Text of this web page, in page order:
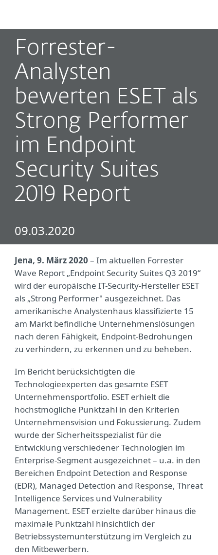
Forrester-
Analysten
bewerten ESET als
Strong Performer
im Endpoint
Security Suites
2019 Report
09.03.2020
Jena, 9. März 2020 – Im aktuellen Forrester
Wave Report „Endpoint Security Suites Q3 2019“
wird der europäische IT-Security-Hersteller ESET
als „Strong Performer" ausgezeichnet. Das
amerikanische Analystenhaus klassifizierte 15
am Markt befindliche Unternehmenslösungen
nach deren Fähigkeit, Endpoint-Bedrohungen
zu verhindern, zu erkennen und zu beheben.
Im Bericht berücksichtigten die
Technologieexperten das gesamte ESET
Unternehmensportfolio. ESET erhielt die
höchstmögliche Punktzahl in den Kriterien
Unternehmensvision und Fokussierung. Zudem
wurde der Sicherheitsspezialist für die
Entwicklung verschiedener Technologien im
Enterprise-Segment ausgezeichnet – u.a. in den
Bereichen Endpoint Detection and Response
(EDR), Managed Detection and Response, Threat
Intelligence Services und Vulnerability
Management. ESET erzielte darüber hinaus die
maximale Punktzahl hinsichtlich der
Betriebssystemunterstützung im Vergleich zu
den Mitbewerbern.